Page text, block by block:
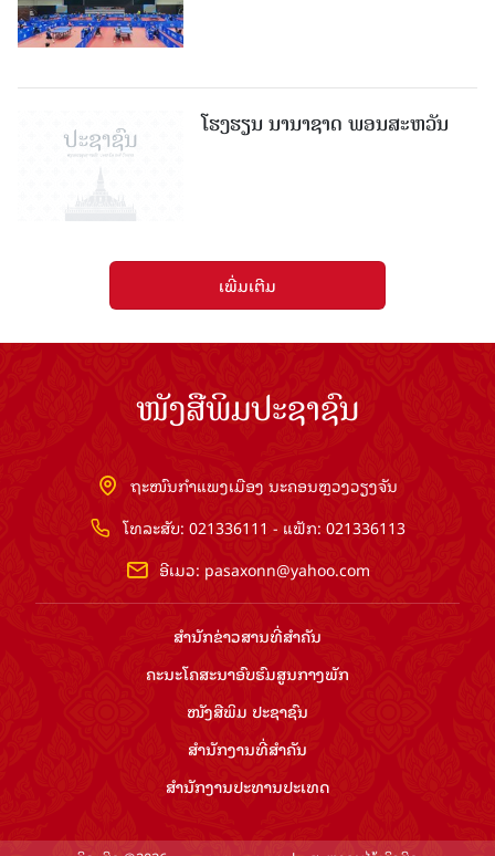
ໂຮງຮຽນ ນານາຊາດ ພອນສະຫວັນ
ເພີ່ມເຕີມ
ໜັງສືພິມປະຊາຊົນ
ຖະໜົນກຳແພງເມືອງ ນະຄອນຫຼວງວຽງຈັນ
ໂທລະສັບ: 021336111 - ແຟັກ: 021336113
ອີເມວ: pasaxonn@yahoo.com
ສຳ​ນັກ​ຂ່າວ​ສານ​ທີ່​ສຳ​ຄັນ​
ຄະນະໂຄສະນາອົບຮົມ​ສູນ​ກາງ​ພັກ
ໜັງສືພິມ ປະ​ຊາ​ຊົນ
ສຳ​ນັກ​ງານ​ທີ່​ສຳ​ຄັນ
ສຳ​ນັກ​ງານ​ປະ​ທານ​ປະ​ເທດ